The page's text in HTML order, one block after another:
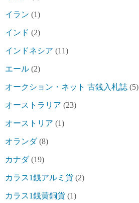
イラン (1)
インド (2)
インドネシア (11)
エール (2)
オークション・ネット 古銭入札誌 (5)
オーストラリア (23)
オーストリア (1)
オランダ(8)
カナダ(19)
カラス1銭アルミ貨 (2)
カラス1銭黄銅貨 (1)